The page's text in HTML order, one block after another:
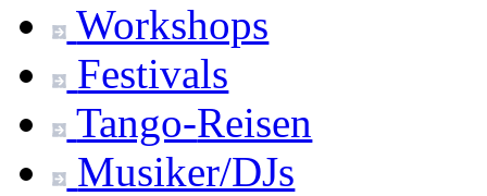
Workshops
Festivals
Tango-Reisen
Musiker/DJs